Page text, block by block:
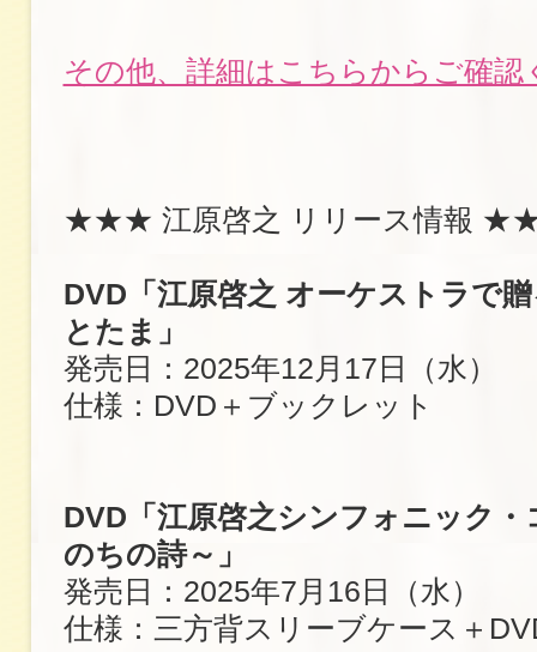
その他、詳細はこちらからご確認
★★★ 江原啓之 リリース情報
DVD「江原啓之 オーケストラで
とたま」
発売日：2025年12月17日（水）
仕様：DVD＋ブックレット
DVD「江原啓之シンフォニック
のちの詩～」
発売日：2025年7月16日（水）
仕様：三方背スリーブケース＋